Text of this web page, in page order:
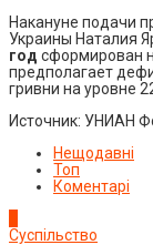
Накануне подачи
Украины Наталия
год сформирован
предполагает
гривни на уровне
Источник: УНИАН
Нещодавні
Топ
Коментарі
Суспільство